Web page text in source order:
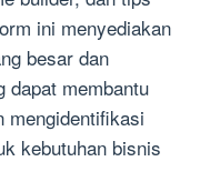
ini menyediakan
besar dan
dapat membantu
mengidentifikasi
kebutuhan bisnis